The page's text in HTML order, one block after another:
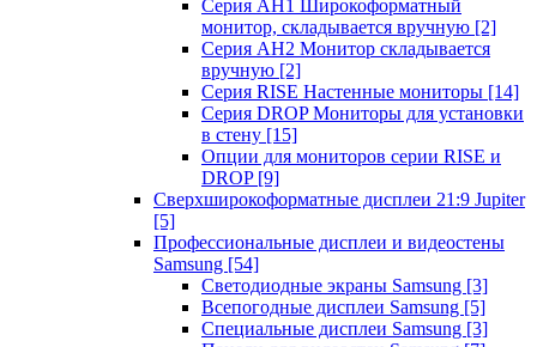
Серия AH1 Широкоформатный
монитор, складывается вручную [2]
Серия AH2 Монитор складывается
вручную [2]
Серия RISE Настенные мониторы [14]
Серия DROP Мониторы для установки
в стену [15]
Опции для мониторов серии RISE и
DROP [9]
Сверхширокоформатные дисплеи 21:9 Jupiter
[5]
Профессиональные дисплеи и видеостены
Samsung [54]
Светодиодные экраны Samsung [3]
Всепогодные дисплеи Samsung [5]
Специальные дисплеи Samsung [3]